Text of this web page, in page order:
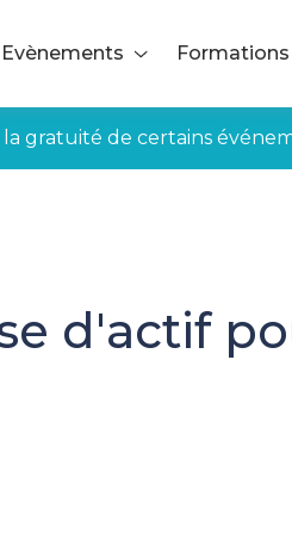
Evènements Formations
gratuité de certains
d'actif